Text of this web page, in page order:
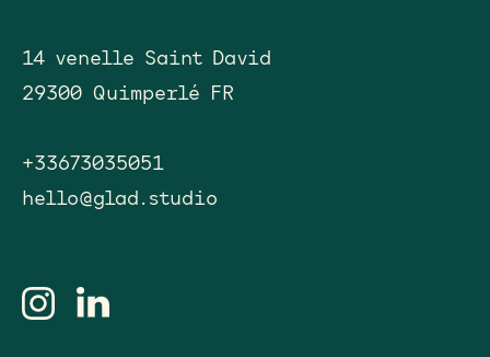
14 venelle Saint David
29300 Quimperlé FR
+33673035051
hello@glad.studio